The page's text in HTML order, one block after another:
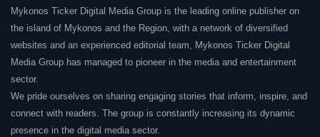
Mykonos Ticker Digital Media Group is the leading online publisher on
the island of Mykonos and the Region, with a network of diversified
websites and an experienced editorial team, Mykonos Ticker Digital
Media Group has managed to pioneer in the media and entertainment
sector.
We pride ourselves on sharing engaging stories that inform, inspire, and
connect with readers. The group is constantly increasing its dynamic
presence in the digital media sector.